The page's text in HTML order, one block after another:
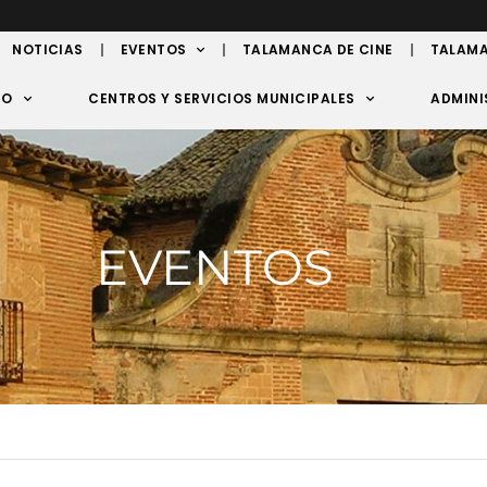
NOTICIAS
EVENTOS TALAMANCA DE CINE
CENTROS Y SERVICIOS MUNICIPALES
EVENTOS